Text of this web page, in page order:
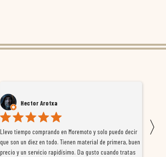
Hector Arotxa
Llevo tiempo comprando en Moremoto y solo puedo decir
que son un diez en todo. Tienen material de primera, buen
precio y un servicio rapidísimo. Da gusto cuando tratas
〉